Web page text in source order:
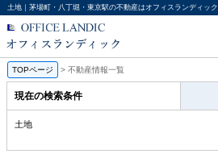
土地｜茅場町・八丁堀・東京駅の不動産はオフィスランディック
TOPページ > 不動産情報一覧
現在の検索条件
土地